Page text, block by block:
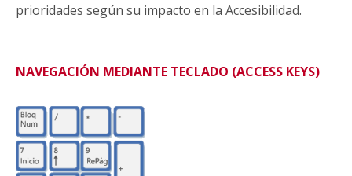
prioridades según su impacto en la Accesibilidad.
NAVEGACIÓN MEDIANTE TECLADO (ACCESS KEYS)